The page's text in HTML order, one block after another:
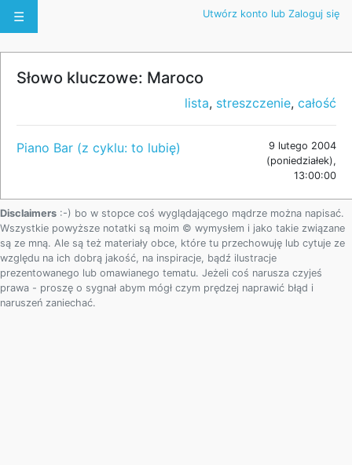
☰ Utwórz konto lub Zaloguj się
Słowo kluczowe: Maroco
lista, streszczenie, całość
Piano Bar (z cyklu: to lubię)
9 lutego 2004
(poniedziałek),
13:00:00
Disclaimers :-) bo w stopce coś wyglądającego mądrze można napisać.
Wszystkie powyższe notatki są moim © wymysłem i jako takie związane
są ze mną. Ale są też materiały obce, które tu przechowuję lub cytuje ze
względu na ich dobrą jakość, na inspiracje, bądź ilustracje
prezentowanego lub omawianego tematu. Jeżeli coś narusza czyjeś
prawa - proszę o sygnał abym mógł czym prędzej naprawić błąd i
naruszeń zaniechać.